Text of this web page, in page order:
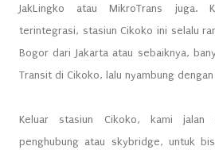
JakLingko atau MikroTrans juga.
terintegrasi, stasiun Cikoko ini selalu
Bogor dari Jakarta atau sebaiknya,
Transit di Cikoko, lalu nyambung dengan
Keluar stasiun Cikoko, kami
penghubung atau skybridge, untuk